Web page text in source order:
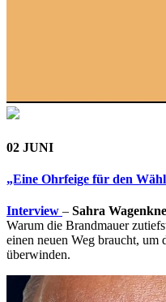
02 JUNI
„Eine Ohrfeige für den
Interview – Sahra
Warum die Brandmauer
einen neuen Weg braucht, um
überwinden.